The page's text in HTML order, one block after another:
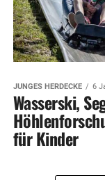
JUNGES HERDECKE 6
Wasserski,
für Kinder